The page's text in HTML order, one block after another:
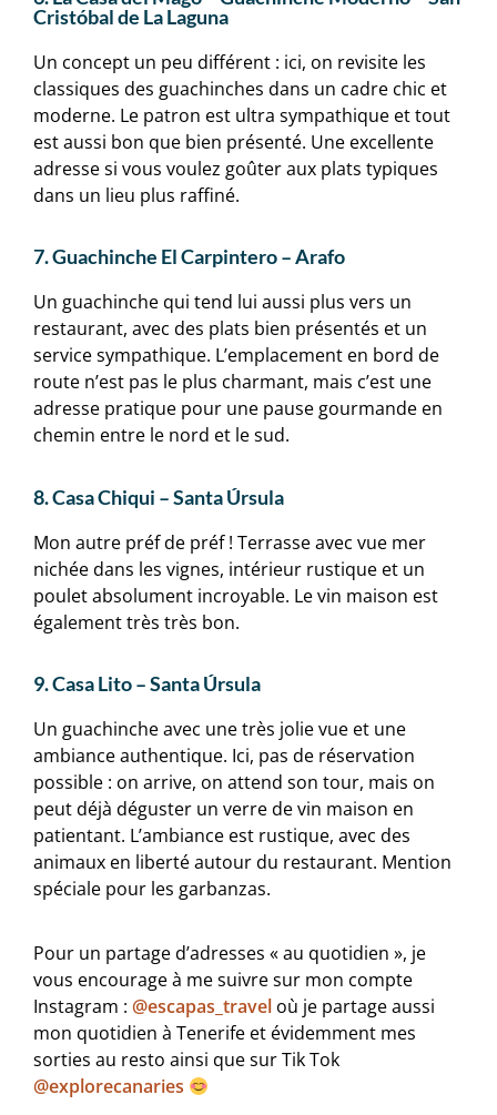
Cristóbal de La Laguna
Un concept un peu différent : ici, on revisite les
classiques des guachinches dans un cadre chic et
moderne. Le patron est ultra sympathique et tout
est aussi bon que bien présenté. Une excellente
adresse si vous voulez goûter aux plats typiques
dans un lieu plus raffiné.
7. Guachinche El Carpintero – Arafo
Un guachinche qui tend lui aussi plus vers un
restaurant, avec des plats bien présentés et un
service sympathique. L’emplacement en bord de
route n’est pas le plus charmant, mais c’est une
adresse pratique pour une pause gourmande en
chemin entre le nord et le sud.
8. Casa Chiqui – Santa Úrsula
Mon autre préf de préf ! Terrasse avec vue mer
nichée dans les vignes, intérieur rustique et un
poulet absolument incroyable. Le vin maison est
également très très bon.
9. Casa Lito – Santa Úrsula
Un guachinche avec une très jolie vue et une
ambiance authentique. Ici, pas de réservation
possible : on arrive, on attend son tour, mais on
peut déjà déguster un verre de vin maison en
patientant. L’ambiance est rustique, avec des
animaux en liberté autour du restaurant. Mention
spéciale pour les garbanzas.
Pour un partage d’adresses « au quotidien », je
vous encourage à me suivre sur mon compte
Instagram : @escapas_travel où je partage aussi
mon quotidien à Tenerife et évidemment mes
sorties au resto ainsi que sur Tik Tok
@explorecanaries